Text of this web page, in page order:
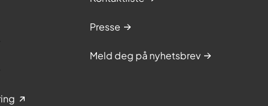
Presse
Meld deg på nyhetsbrev